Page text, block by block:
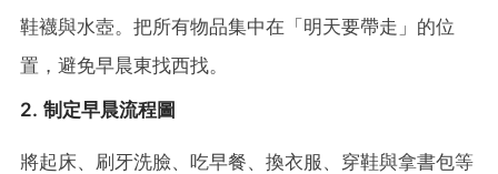
鞋襪與水壺。把所有物品集中在「明天要帶走」的位
置，避免早晨東找西找。
2. 制定早晨流程圖
將起床、刷牙洗臉、吃早餐、換衣服、穿鞋與拿書包等